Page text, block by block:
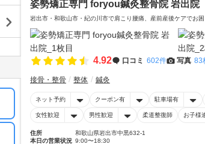
姿勢矯正専門 foryou鍼灸整骨院 岩出院
岩出市・和歌山市・紀の川市で肩こり腰痛、産前産後ケアでお
4.92 口コミ 602件 写真 83
接骨・整骨 整体 鍼灸
ネット予約 クーポン有 駐車場有
女性歓迎 男性歓迎 柔道整復師 お子様
住所
和歌山県岩出市中黒632-1
本日の営業状況 9:00〜18:30